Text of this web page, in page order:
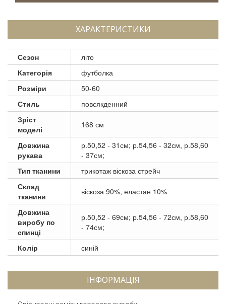
ХАРАКТЕРИСТИКИ
Сезон
літо
Категорія
футболка
Розміри
50-60
Стиль
повсякденний
Зріст
моделі
168 см
Довжина
рукава
р.50,52 - 31см; р.54,56 - 32см, р.58,60
- 37см;
Тип тканини
трикотаж віскоза стрейч
Склад
тканини
віскоза 90%, еластан 10%
Довжина
виробу по
спинці
р.50,52 - 69см; р.54,56 - 72см, р.58,60
- 74см;
Колір синій
ІНФОРМАЦІЯ